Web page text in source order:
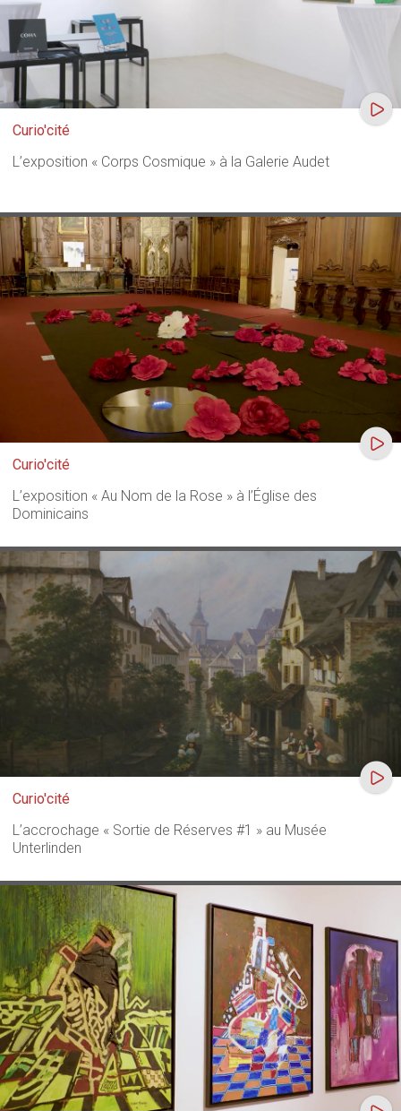
Curio'cité
L’exposition « Corps Cosmique » à la Galerie Audet
Curio'cité
L’exposition « Au Nom de la Rose » à l’Église des
Dominicains
Curio'cité
L’accrochage « Sortie de Réserves #1 » au Musée
Unterlinden